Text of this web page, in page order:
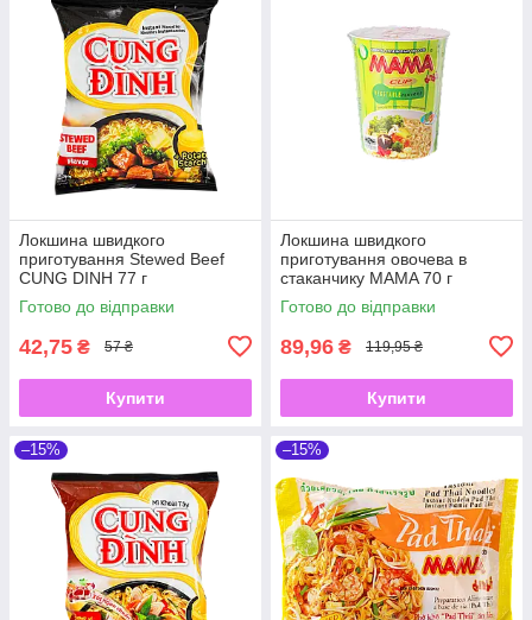
Локшина швидкого
приготування Stewed Beef
CUNG DINH 77 г
Готово до відправки
42,75 ₴ 57 ₴
Купити
Локшина швидкого
приготування овочева в
стаканчику MAMA 70 г
Готово до відправки
89,96 ₴ 119,95 ₴
Купити
–15% –15%